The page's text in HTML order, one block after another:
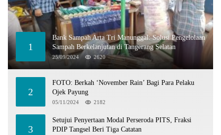
1
Bank Sampah Arta Tri Manunggal: Solusi Pengelolaan
Sampah Berkelanjutan di Tangerang Selatan
25/09/2024 2620
2
FOTO: Berkah ‘November Rain’ Bagi Para Pelaku
Ojek Payung
05/11/2024 2182
3
Setujui Penyertaan Modal Perseroda PITS, Fraksi
PDIP Tangsel Beri Tiga Catatan